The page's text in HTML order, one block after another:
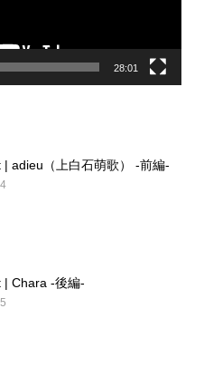
28:01
| adieu（上白石萌歌） -前編-
| Chara -後編-